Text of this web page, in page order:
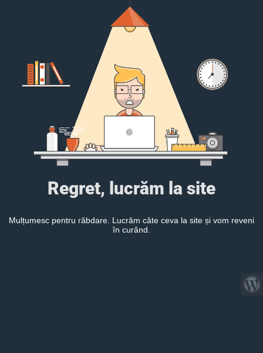
Regret, lucrăm la site
Mulțumesc pentru răbdare. Lucrăm câte ceva la site și vom reveni
în curând.